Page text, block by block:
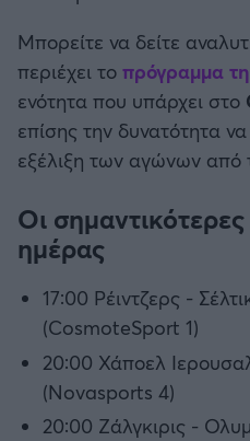
Μπορείτε να δείτε
περιέχει το πρόγραμμα
ενότητα που υπάρχει στο
επίσης την δυνατότητα
εξέλιξη των αγώνων από
Οι
ημέρας
17:00 Ρέιντζερς -
(CosmoteSport 1)
20:00 Χάποελ
(Novasports 4)
20:00 Ζάλγκιρις -